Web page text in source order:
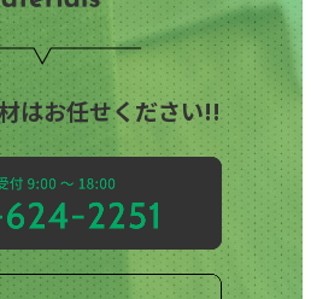
はお任せください!!